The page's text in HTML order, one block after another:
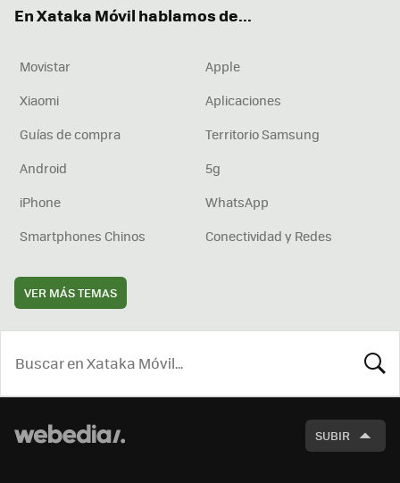
En Xataka Móvil hablamos de...
Movistar
Apple
Xiaomi
Aplicaciones
Guías de compra
Territorio Samsung
Android
5g
iPhone
WhatsApp
Smartphones Chinos
Conectividad y Redes
VER MÁS TEMAS
SUBIR